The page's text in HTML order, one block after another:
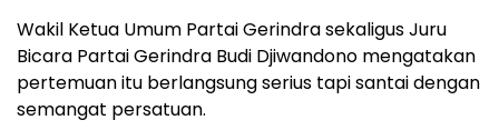
Wakil Ketua Umum Partai Gerindra sekaligus Juru
Bicara Partai Gerindra Budi Djiwandono mengatakan
pertemuan itu berlangsung serius tapi santai dengan
semangat persatuan.